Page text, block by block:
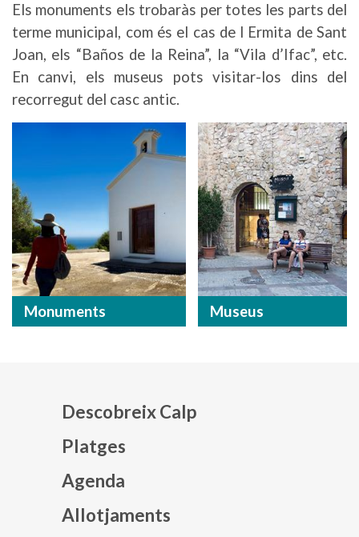
Els monuments els trobaràs per totes les parts del
terme municipal, com és el cas de l Ermita de Sant
Joan, els “Baños de la Reina”, la “Vila d’Ifac”, etc.
En canvi, els museus pots visitar-los dins del
recorregut del casc antic.
Monuments Museus
Descobreix Calp
Platges
Agenda
Allotjaments